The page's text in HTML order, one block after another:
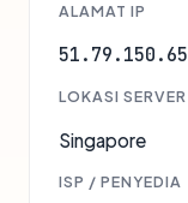
ALAMAT IP
51.79.150.65
LOKASI SERVER
Singapore
ISP / PENYEDIA